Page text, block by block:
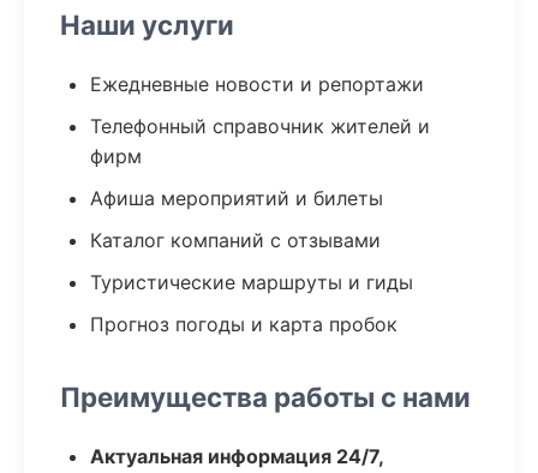
Наши услуги
Ежедневные новости и репортажи
Телефонный справочник жителей и
фирм
Афиша мероприятий и билеты
Каталог компаний с отзывами
Туристические маршруты и гиды
Прогноз погоды и карта пробок
Преимущества работы с нами
Актуальная информация 24/7,